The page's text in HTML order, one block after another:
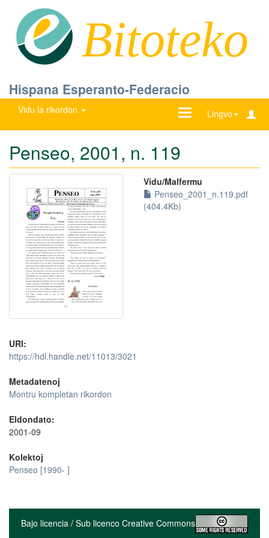
Bitoteko
Hispana Esperanto-Federacio
Vidu la rikordon Lingvo
Ŝanĝu
Penseo, 2001, n. 119
Vidu/Malfermu
Penseo_2001_n.119.pdf
(404.4Kb)
URI:
https://hdl.handle.net/11013/3021
Metadatenoj
Montru kompletan rikordon
Eldondato:
2001-09
Kolektoj
Penseo [1990- ]
Bajo licencia / Sub licenco Creative Commons